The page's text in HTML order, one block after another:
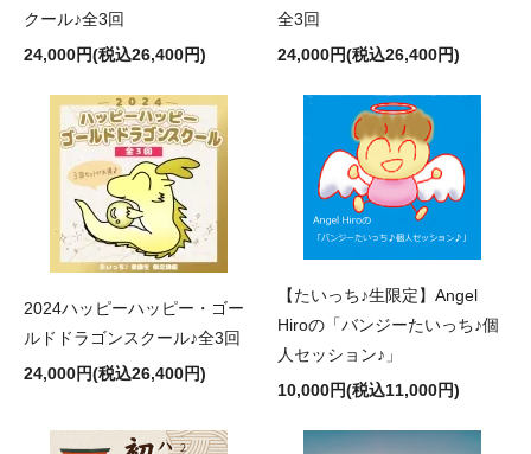
クール♪全3回
24,000円(税込26,400円)
全3回
24,000円(税込26,400円)
2024ハッピーハッピー・ゴー
ルドドラゴンスクール♪全3回
24,000円(税込26,400円)
【たいっち♪生限定】Angel
Hiroの「バンジーたいっち♪個
人セッション♪」
10,000円(税込11,000円)